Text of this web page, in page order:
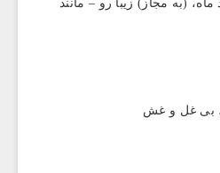
(به مجاز) زیبا رو – مانند
بی غل و غش